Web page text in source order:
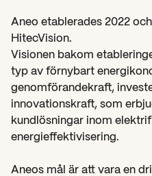
Aneo etablerades 2022
HitecVision.
Visionen bakom
typ av förnybart
genomförandekraft,
innovationskraft, som
kundlösningar inom
energieffektivisering.
Aneos mål är att vara en